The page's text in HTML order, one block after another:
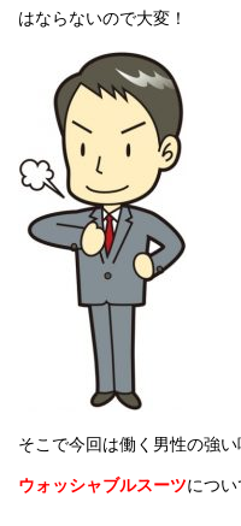
はならないので大変！
そこで今回は働く男性の強い
ウォッシャブルスーツについ